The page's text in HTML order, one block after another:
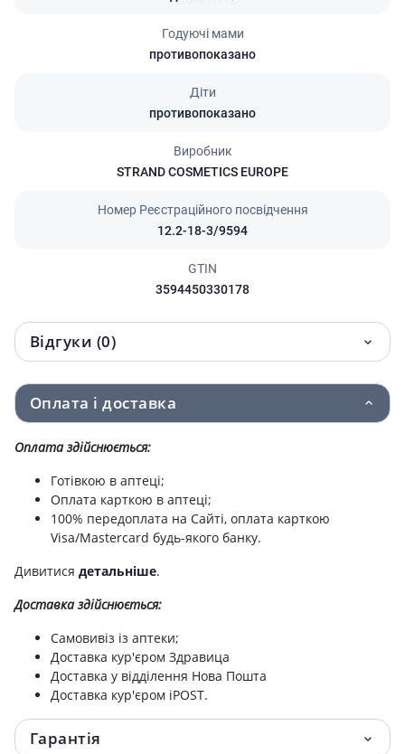
Годуючі мами
противопоказано
Діти
противопоказано
Виробник
STRAND COSMETICS EUROPE
Номер Реєстраційного посвідчення
12.2-18-3/9594
GTIN
3594450330178
Відгуки (0)
Оплата і доставка
Оплата здійснюється:
Готівкою в аптеці;
Оплата карткою в аптеці;
100% передоплата на Сайті, оплата карткою
Visa/Mastercard будь-якого банку.
Дивитися детальніше.
Доставка здійснюється:
Самовивіз із аптеки;
Доставка кур'єром Здравица
Доставка у відділення Нова Пошта
Доставка кур'єром iPOST.
Гарантія